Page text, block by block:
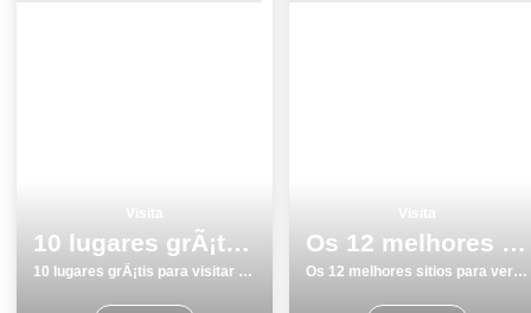
10 lugares grÃ¡tis para visitar em Elvas
10 lugares grÃ¡tis para visitar em Elvas
Os 12 melhores sitios para ver e visitar em Coimbra
Os 12 melhores sitios para ver e visitar em Coimbra